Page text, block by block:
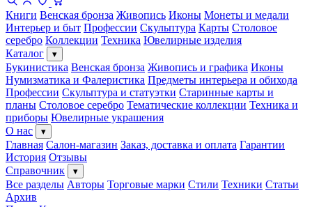
Книги Венская бронза Живопись Иконы Монеты и медали
Интерьер и быт Профессии Скульптура Карты Столовое
серебро Коллекции Техника Ювелирные изделия
Каталог
▾
Букинистика Венская бронза Живопись и графика Иконы
Нумизматика и Фалеристика Предметы интерьера и обихода
Профессии Скульптура и статуэтки Старинные карты и
планы Столовое серебро Тематические коллекции Техника и
приборы Ювелирные украшения
О нас
▾
Главная Салон-магазин Заказ, доставка и оплата Гарантии
История Отзывы
Справочник
▾
Все разделы Авторы Торговые марки Стили Техники Статьи
Архив